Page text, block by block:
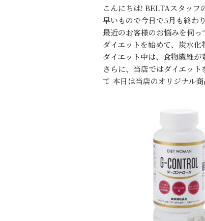
こんにちは! BELTAスタッフ
早いもので今日で5月も終わ
最近のお客様のお悩みを伺っ
ダイエットを始めて、炭水化
ダイエット中は、食物繊維が
さらに、当店ではダイエッ
て 本日は当店のオリジナル